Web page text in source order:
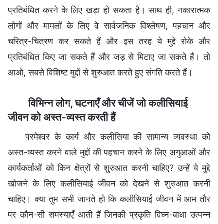
प्रतिबंधित करने के लिए खड़ा हो सकता है। साथ ही, नकारात्मक
लोगों और मामलों के लिए वे सार्वजनिक विश्लेषण, पहचान और
चरित्र-चित्रण कर सकते हैं और इस तरह ये मुद्दे रोके और
प्रतिबंधित किए जा सकते हैं और जड़ से मिटाए जा सकते हैं। तो
आओ, सबसे विशिष्ट मुद्दों से शुरुआत करते हुए संगति करते हैं।
विभिन्न लोग, घटनाएँ और चीजें जो कलीसियाई
जीवन को अस्त-व्यस्त करती हैं
परमेश्वर के कार्य और कलीसिया की सामान्य व्यवस्था को
अस्त-व्यस्त करने वाले मुद्दों की पहचान करने के लिए अगुआओं और
कार्यकर्ताओं को किन क्षेत्रों से शुरुआत करनी चाहिए? उन्हें ये मुद्दे
खोजने के लिए कलीसियाई जीवन को देखने से शुरुआत करनी
चाहिए। क्या तुम सभी जानते हो कि कलीसियाई जीवन में आम तौर
पर कौन-सी समस्याएँ आती हैं जिनकी प्रकृति विघ्न-बाधा उत्पन्न